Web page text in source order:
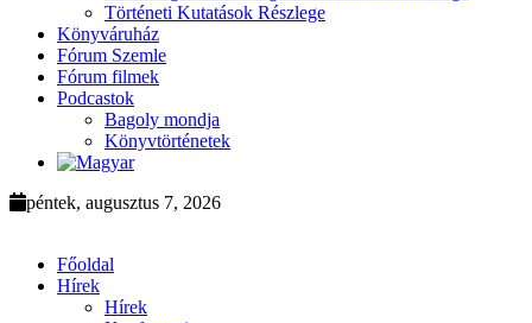
Történeti Kutatások Részlege
Könyváruház
Fórum Szemle
Fórum filmek
Podcastok
Bagoly mondja
Könyvtörténetek
péntek, augusztus 7, 2026
Főoldal
Hírek
Hírek